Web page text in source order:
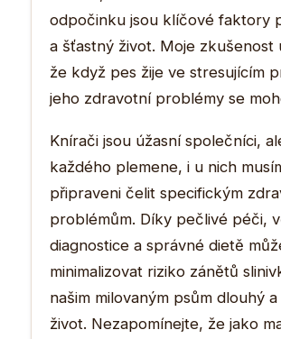
odpočinku jsou klíčové faktory
a šťastný život. Moje zkušenost
že když pes žije ve stresujícím
jeho zdravotní problémy se
Knírači jsou úžasní společníci,
každého plemene, i u nich
připraveni čelit specifickým
problémům. Díky pečlivé péči,
diagnostice a správné dietě
minimalizovat riziko zánětů
našim milovaným psům dlouhý
život. Nezapomínejte, že jako